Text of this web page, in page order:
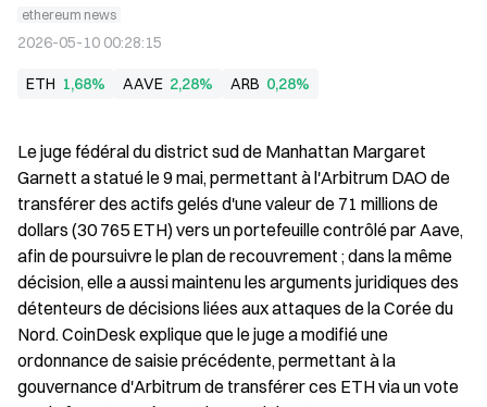
ethereum news
2026-05-10 00:28:15
ETH 1,68% AAVE 2,28% ARB 0,28%
Le juge fédéral du district sud de Manhattan Margaret
Garnett a statué le 9 mai, permettant à l'Arbitrum DAO de
transférer des actifs gelés d'une valeur de 71 millions de
dollars (30 765 ETH) vers un portefeuille contrôlé par Aave,
afin de poursuivre le plan de recouvrement ; dans la même
décision, elle a aussi maintenu les arguments juridiques des
détenteurs de décisions liées aux attaques de la Corée du
Nord. CoinDesk explique que le juge a modifié une
ordonnance de saisie précédente, permettant à la
gouvernance d'Arbitrum de transférer ces ETH via un vote